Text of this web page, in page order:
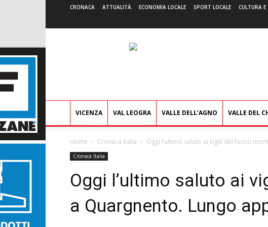
CRONACA ATTUALITÀ ECONOMIA LOCALE SPORT LOCALE CULTURA E
VICENZA VAL LEOGRA VALLE DELL’AGNO VALLE DEL
Home Cronaca Italia Oggi l’ultimo saluto ai vigili del fuoco
Cronaca Italia
Oggi l’ultimo saluto ai
a Quargnento. Lungo